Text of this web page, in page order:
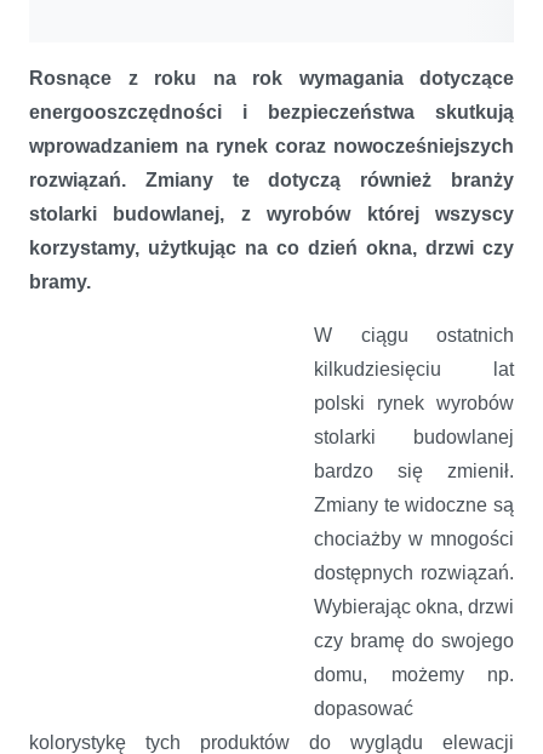
Rosnące z roku na rok wymagania dotyczące
energooszczędności i bezpieczeństwa skutkują
wprowadzaniem na rynek coraz nowocześniejszych
rozwiązań. Zmiany te dotyczą również branży
stolarki budowlanej, z wyrobów której wszyscy
korzystamy, użytkując na co dzień okna, drzwi czy
bramy.
W ciągu ostatnich
kilkudziesięciu lat
polski rynek wyrobów
stolarki budowlanej
bardzo się zmienił.
Zmiany te widoczne są
chociażby w mnogości
dostępnych rozwiązań.
Wybierając okna, drzwi
czy bramę do swojego
domu, możemy np.
dopasować
kolorystykę tych produktów do wyglądu elewacji